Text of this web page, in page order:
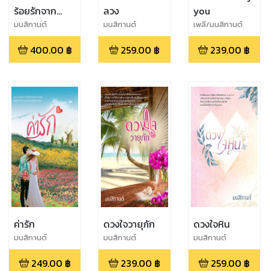
ร้อยรักจาก
ดวงใจ 3
มนสิกานต์
400.00 ฿
ลวง
มนสิกานต์
259.00 ฿
you
เพลี/มนสิกานต์
239.00 ฿
ค่ารัก
มนสิกานต์
249.00 ฿
ดวงใจวายุภัก
มนสิกานต์
239.00 ฿
ดวงใจหิน
มนสิกานต์
259.00 ฿